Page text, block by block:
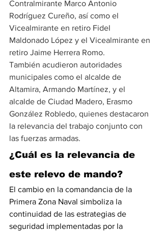
Contralmirante Marco Antonio
Rodríguez Cureño, así como el
Vicealmirante en retiro Fidel
Maldonado López y el Vicealmirante en
retiro Jaime Herrera Romo.
También acudieron autoridades
municipales como el alcalde de
Altamira, Armando Martínez, y el
alcalde de Ciudad Madero, Erasmo
González Robledo, quienes destacaron
la relevancia del trabajo conjunto con
las fuerzas armadas.
¿Cuál es la relevancia de
este relevo de mando?
El cambio en la comandancia de la
Primera Zona Naval simboliza la
continuidad de las estrategias de
seguridad implementadas por la